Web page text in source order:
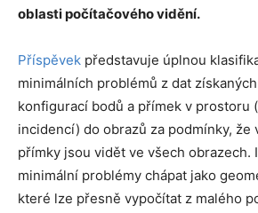
oblasti počítačového vidění.
Příspěvek představuje úplnou
minimálních problémů z dat
konfigurací bodů a přímek v prostoru
incidencí) do obrazů za podmínky, že
přímky jsou vidět ve všech obrazech.
minimální problémy chápat jako
které lze přesně vypočítat z malého